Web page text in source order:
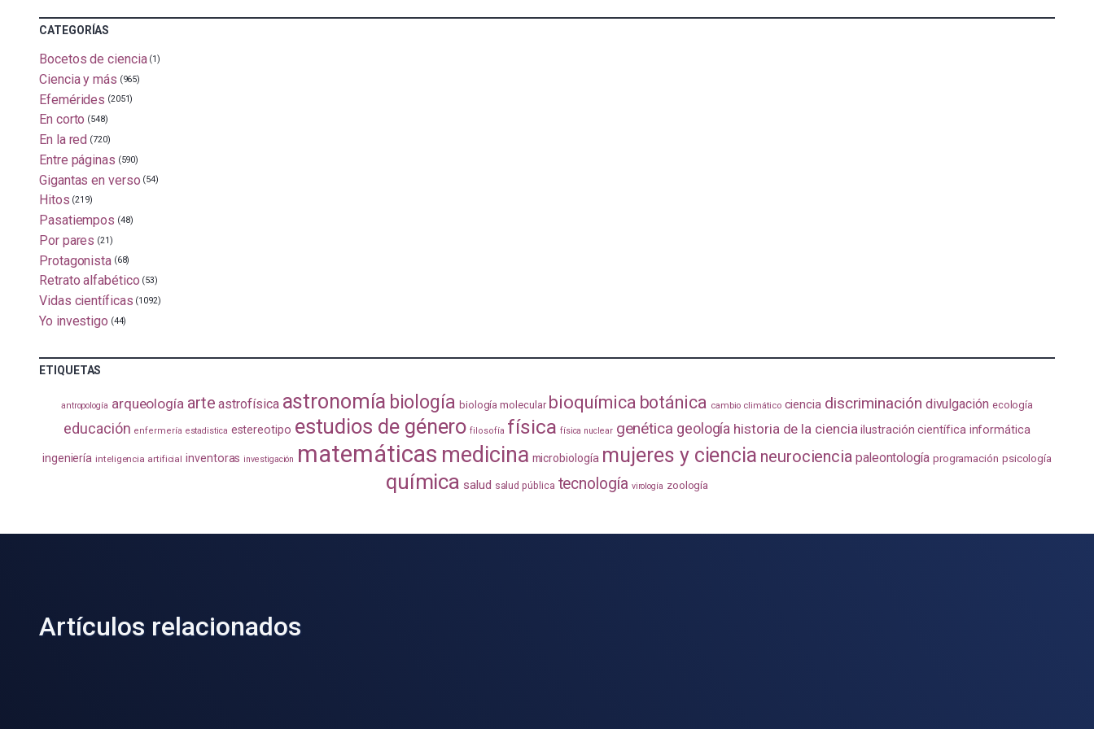
CATEGORÍAS
Bocetos de ciencia (1)
Ciencia y más (965)
Efemérides (2051)
En corto (548)
En la red (720)
Entre páginas (590)
Gigantas en verso (54)
Hitos (219)
Pasatiempos (48)
Por pares (21)
Protagonista (68)
Retrato alfabético (53)
Vidas científicas (1092)
Yo investigo (44)
ETIQUETAS
antropología arqueología arte astrofísica astronomía biología biología molecular bioquímica botánica cambio climático ciencia discriminación divulgación ecología
educación enfermería estadistica estereotipo estudios de género filosofía física física nuclear genética geología historia de la ciencia ilustración científica informática
ingeniería inteligencia artificial inventoras investigación matemáticas medicina microbiología mujeres y ciencia neurociencia paleontología programación psicología
química salud salud pública tecnología virología zoología
Artículos relacionados